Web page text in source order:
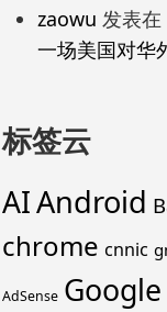
zaowu 发表在
一场美国对华
标签云
AIAndroid
chrome cnnic
AdSense